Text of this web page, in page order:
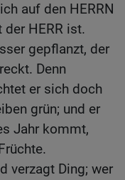
auf den HERRN
HERR ist.
gepflanzt, der
Denn
er sich doch
grün; und er
Jahr kommt,
verzagt Ding; wer